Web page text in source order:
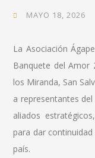
MAYO 18, 2026
La Asociación
Banquete del Amor
los Miranda, San
a representantes
aliados
para dar
país.